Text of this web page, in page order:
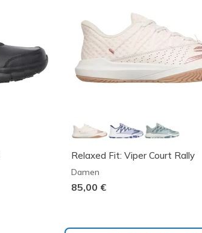
Relaxed Fit: Viper Court Rally
Damen
85,00 €